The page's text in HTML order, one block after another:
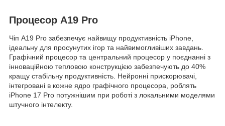
Процесор A19 Pro
Чіп A19 Pro забезпечує найвищу продуктивність iPhone,
ідеальну для просунутих ігор та найвимогливіших завдань.
Графічний процесор та центральний процесор у поєднанні з
інноваційною тепловою конструкцією забезпечують до 40%
кращу стабільну продуктивність. Нейронні прискорювачі,
інтегровані в кожне ядро графічного процесора, роблять
iPhone 17 Pro потужнішим при роботі з локальними моделями
штучного інтелекту.